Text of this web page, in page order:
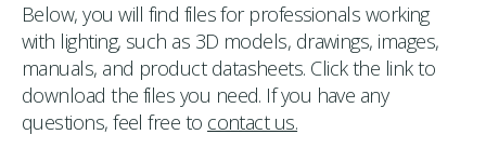
Below, you will find files for professionals working
with lighting, such as 3D models, drawings, images,
manuals, and product datasheets. Click the link to
download the files you need. If you have any
questions, feel free to contact us.